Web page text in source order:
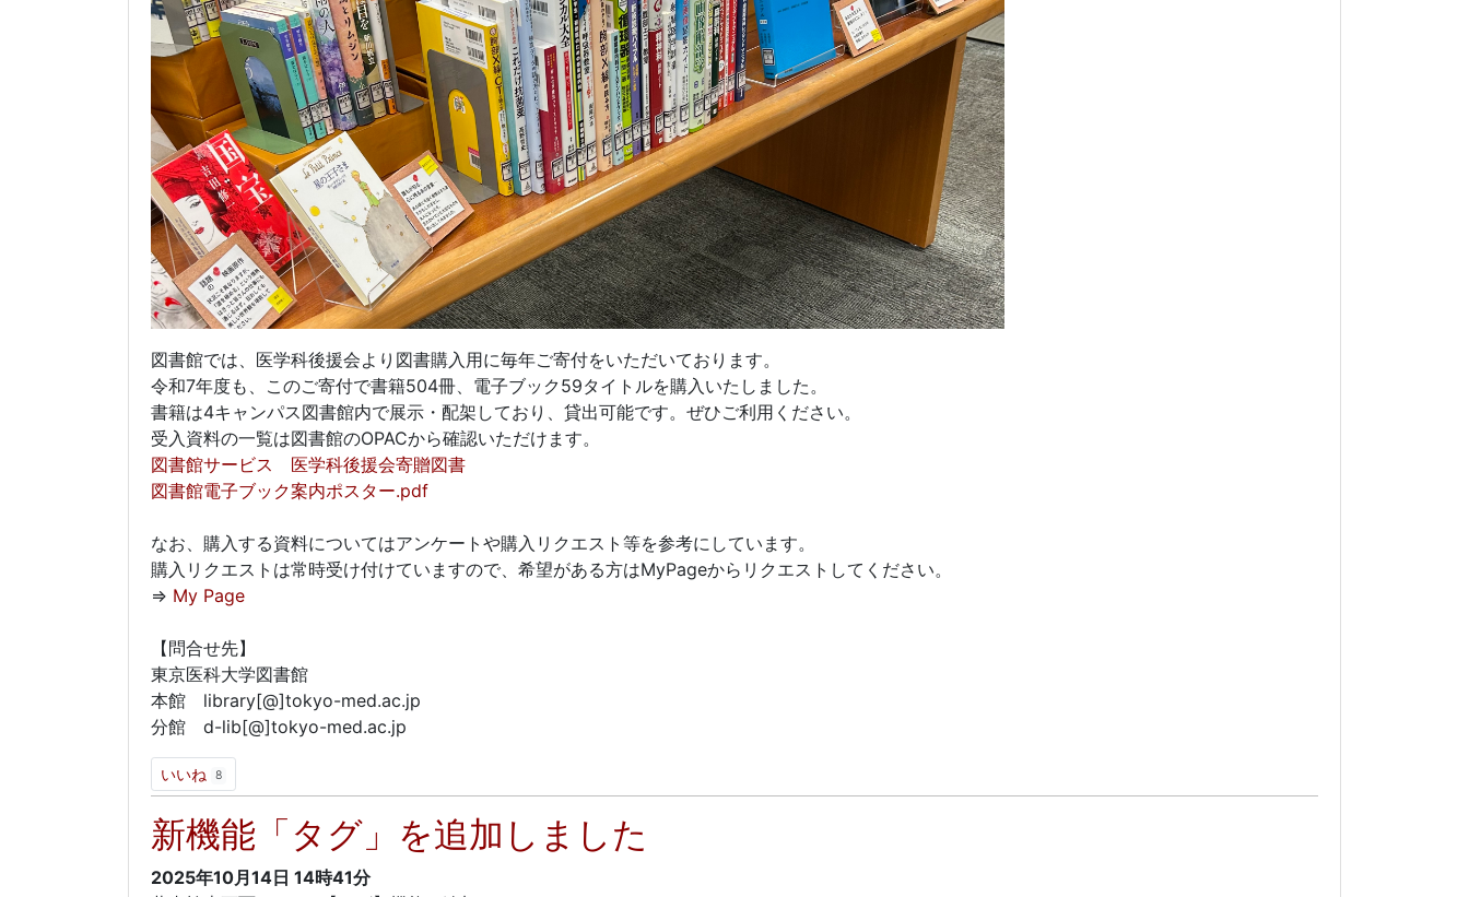
図書館では、医学科後援会より図書購入用に毎年ご寄付をいただいております。
令和7年度も、このご寄付で書籍504冊、電子ブック59タイトルを購入いたしました。
書籍は4キャンパス図書館内で展示・配架しており、貸出可能です。ぜひご利用ください。
受入資料の一覧は図書館のOPACから確認いただけます。
図書館サービス 医学科後援会寄贈図書
図書館電子ブック案内ポスター.pdf
なお、購入する資料についてはアンケートや購入リクエスト等を参考にしています。
購入リクエストは常時受け付けていますので、希望がある方はMyPageからリクエストしてください。
⇒ My Page
【問合せ先】
東京医科大学図書館
本館 library[@]tokyo-med.ac.jp
分館 d-lib[@]tokyo-med.ac.jp
いいね 8
新機能「タグ」を追加しました
2025年10月14日 14時41分